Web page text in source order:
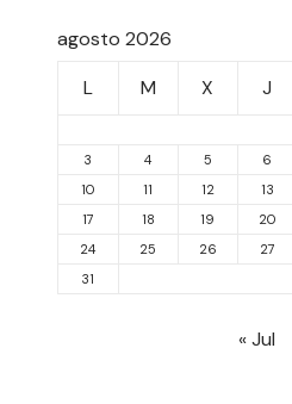
agosto 2026
L
M X J
3
4 5 6
10
11 12 13
17
18 19 20
24
25 26 27
31
« Jul